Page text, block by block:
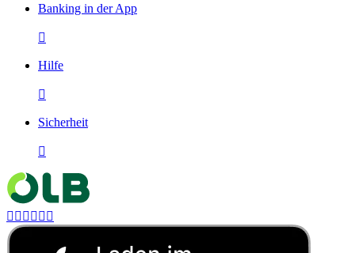
Banking in der App

Hilfe

Sicherheit

     